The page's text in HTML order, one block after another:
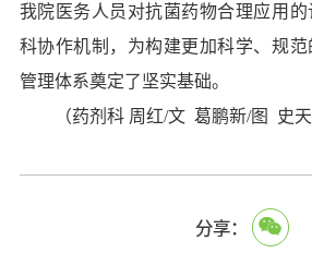
我院医务人员对抗菌药物合理应用
科协作机制，为构建更加科学、规范
管理体系奠定了坚实基础。
（药剂科 周红/文 葛鹏新/图 史
分享：